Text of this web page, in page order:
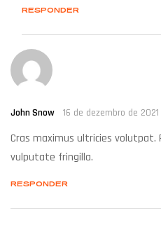
RESPONDER
John Snow 16 de dezembro de 2021
Cras maximus ultricies
vulputate fringilla.
RESPONDER